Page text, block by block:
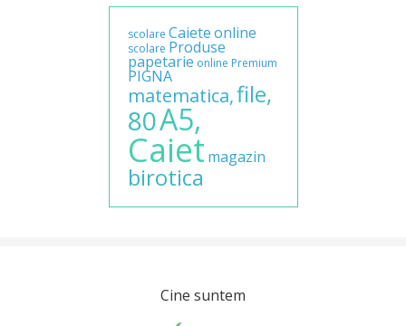
scolare Caieteonline
scolare Produse
papetarie online Premium
PIGNA
matematica,file,
80A5,
Caiet magazin
birotica
Cine suntem